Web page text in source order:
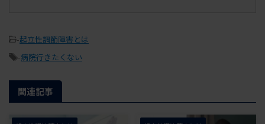
-起立性調節障害とは
-病院行きたくない
関連記事